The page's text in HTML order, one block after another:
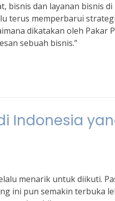
bisnis dan layanan bisnis
terus memperbarui
dikatakan oleh Pakar
sebuah bisnis.”
Indonesia
menarik untuk diikuti.
ini pun semakin terbuka